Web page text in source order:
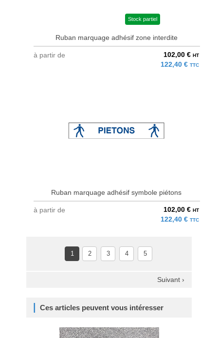
Stock partiel
Ruban marquage adhésif zone interdite
à partir de 102,00 € HT
122,40 € TTC
Ruban marquage adhésif symbole piétons
à partir de 102,00 € HT
122,40 € TTC
1 2 3 4 5
Suivant ›
Ces articles peuvent vous intéresser